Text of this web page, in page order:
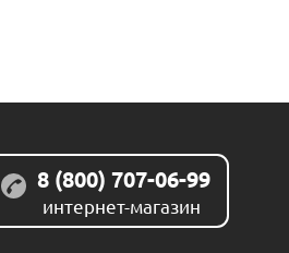
8 (800) 707-06-99
интернет-магазин